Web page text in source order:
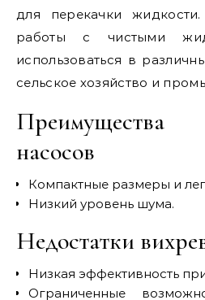
для перекачки
работы с чистыми
использоваться в
сельское хозяйство и
насосов
Компактные размеры и
Низкий уровень шума.
Недостатки
Низкая эффективность
Ограниченные